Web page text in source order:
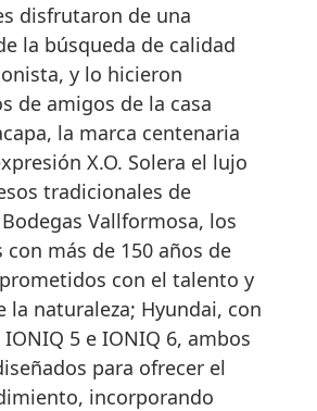
disfrutaron de una
la búsqueda de calidad
y lo hicieron
de amigos de la casa
la marca centenaria
X.O. Solera el lujo
tradicionales de
Vallformosa, los
con más de 150 años de
con el talento y
la naturaleza; Hyundai, con
5 e IONIQ 6, ambos
para ofrecer el
incorporando